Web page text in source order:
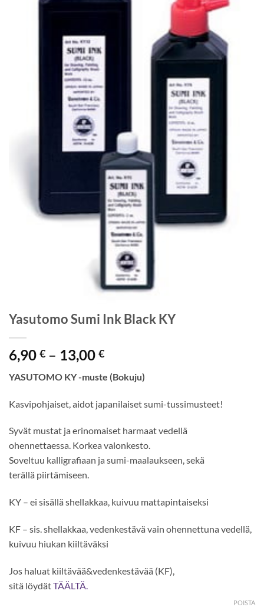
Yasutomo Sumi Ink Black KY
6,90 € – 13,00 €Hintaluokka:
6,90 €
-
13,00 €
YASUTOMO KY -muste (Bokuju)
Kasvipohjaiset, aidot japanilaiset sumi-tussimusteet!
Syvät mustat ja erinomaiset harmaat vedellä
ohennettaessa. Korkea valonkesto.
Soveltuu kalligrafiaan ja sumi-maalaukseen, sekä
terällä piirtämiseen.
KY – ei sisällä shellakkaa, kuivuu mattapintaiseksi
KF – sis. shellakkaa, vedenkestävä vain ohennettuna vedellä,
kuivuu hiukan kiiltäväksi
Jos haluat kiiltävää&vedenkestävää (KF),
sitä löydätTÄÄLTÄ.
POISTA